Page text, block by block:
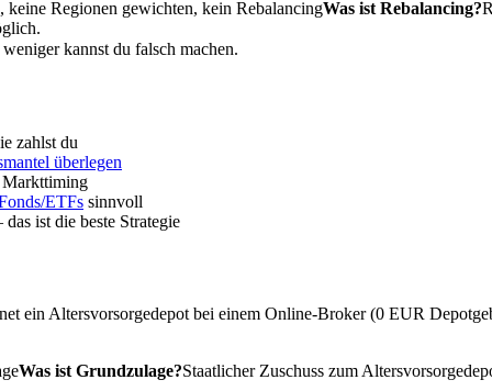
Regionen gewichten, kein RebalancingWas ist Rebalancing?
kannst du falsch machen.
zahlst du
überlegen
Markttiming
ETFs sinnvoll
ist die beste Strategie
ein Altersvorsorgedepot bei einem Online-Broker (0 EUR
Was ist Grundzulage?Staatlicher Zuschuss zum